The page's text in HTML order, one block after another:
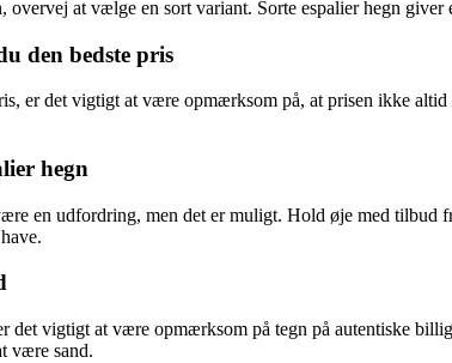
overvej at vælge en sort variant. Sorte espalier hegn
den bedste pris
er det vigtigt at være opmærksom på, at prisen ikke
hegn
en udfordring, men det er muligt. Hold øje med
det vigtigt at være opmærksom på tegn på autentiske
være sand.